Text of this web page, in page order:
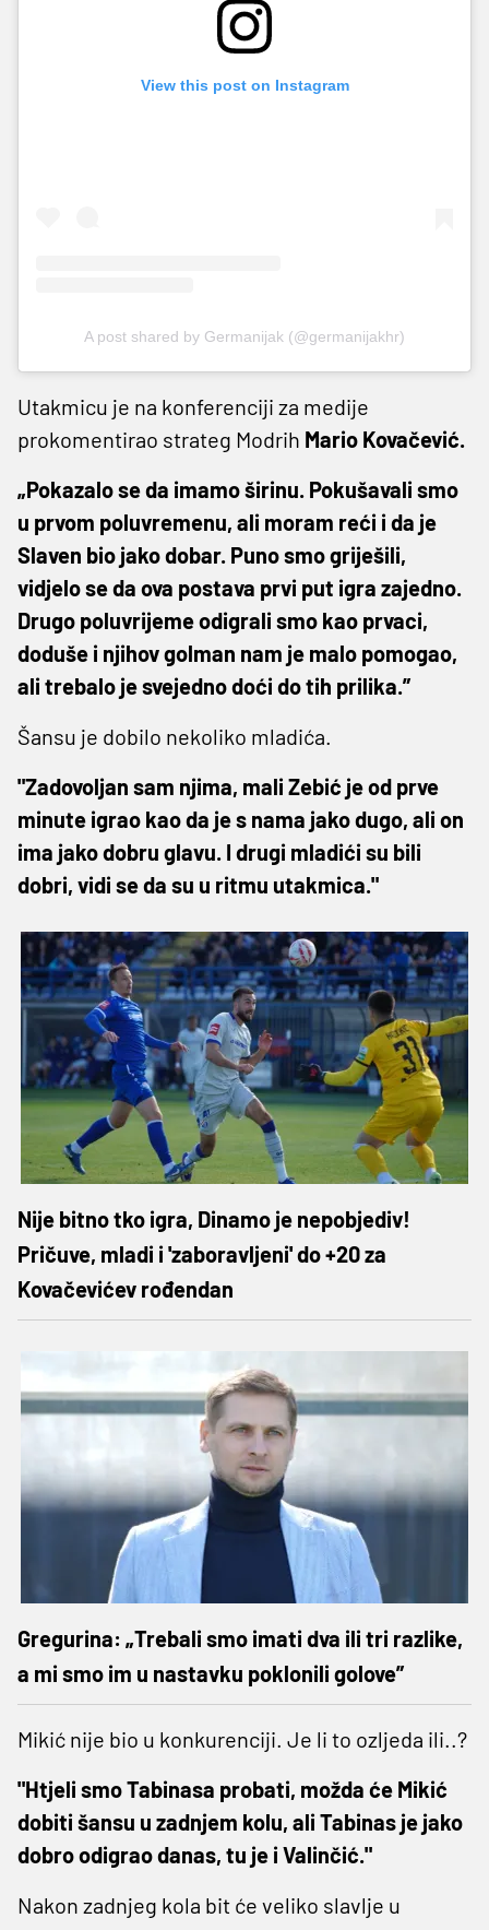
View this post on Instagram
A post shared by Germanijak (@germanijakhr)
Utakmicu je na konferenciji za medije
prokomentirao strateg Modrih Mario Kovačević.
„Pokazalo se da imamo širinu. Pokušavali smo
u prvom poluvremenu, ali moram reći i da je
Slaven bio jako dobar. Puno smo griješili,
vidjelo se da ova postava prvi put igra zajedno.
Drugo poluvrijeme odigrali smo kao prvaci,
doduše i njihov golman nam je malo pomogao,
ali trebalo je svejedno doći do tih prilika.”
Šansu je dobilo nekoliko mladića.
"Zadovoljan sam njima, mali Zebić je od prve
minute igrao kao da je s nama jako dugo, ali on
ima jako dobru glavu. I drugi mladići su bili
dobri, vidi se da su u ritmu utakmica."
Nije bitno tko igra, Dinamo je nepobjediv!
Pričuve, mladi i 'zaboravljeni' do +20 za
Kovačevićev rođendan
Gregurina: „Trebali smo imati dva ili tri razlike,
a mi smo im u nastavku poklonili golove”
Mikić nije bio u konkurenciji. Je li to ozljeda ili..?
"Htjeli smo Tabinasa probati, možda će Mikić
dobiti šansu u zadnjem kolu, ali Tabinas je jako
dobro odigrao danas, tu je i Valinčić."
Nakon zadnjeg kola bit će veliko slavlje u